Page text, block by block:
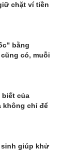
chặt ví tiền
bằng
có, muỗi
của
không chỉ để
giúp khử